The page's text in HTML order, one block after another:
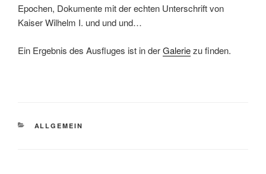
Epochen, Dokumente mit der echten Unterschrift von
Kaiser Wilhelm I. und und und…
Ein Ergebnis des Ausfluges ist in derGaleriezu finden.
KATEGORIEN
ALLGEMEIN